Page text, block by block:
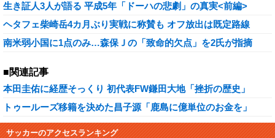
生き証人3人が語る 平成5年「ドーハの悲劇」の真実<前編>
ヘタフェ柴崎岳4カ月ぶり実戦に称賛も オフ放出は既定路線
南米弱小国に1点のみ…森保Ｊの「致命的欠点」を2氏が指摘
■関連記事
本田圭佑に経歴そっくり 初代表FW鎌田大地「挫折の歴史」
トゥールーズ移籍を決めた昌子源「鹿島に億単位のお金を」
サッカーのアクセスランキング